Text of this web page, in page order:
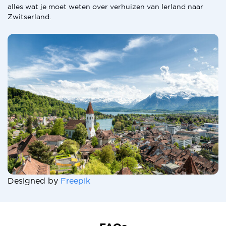
alles wat je moet weten over verhuizen van Ierland naar
Zwitserland.
Designed by Freepik